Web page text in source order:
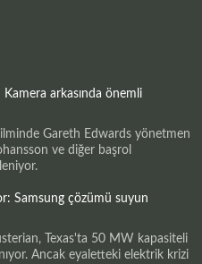
arkasında önemli
Gareth Edwards yönetmen
ve diğer başrol
Samsung çözümü suyun
Texas'ta 50 MW kapasiteli
Ancak eyaletteki elektrik krizi